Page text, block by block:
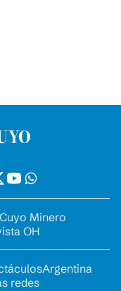
Cuyo Minero
OH
Argentina
redes